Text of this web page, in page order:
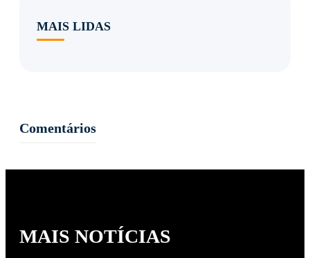
MAIS LIDAS
Comentários
MAIS NOTÍCIAS